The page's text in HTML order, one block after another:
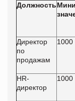
Должность
Директор
по
продажам
1000
HR-
директор
1000